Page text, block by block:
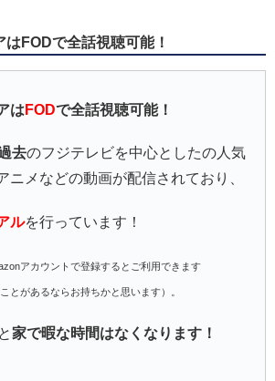
はFODで全話視聴可能！
は FODで全話視聴可能！
去のフジテレビを中心としたの人気
ニメなどの動画が配信されており、
ルを行っています！
アカウントで登録するとご利用できます
とがあるならお持ちかと思います）。
家で暇な時間はなくなります！